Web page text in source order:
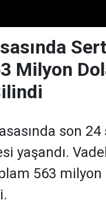
Milyon
son
yaşandı.
563 milyon